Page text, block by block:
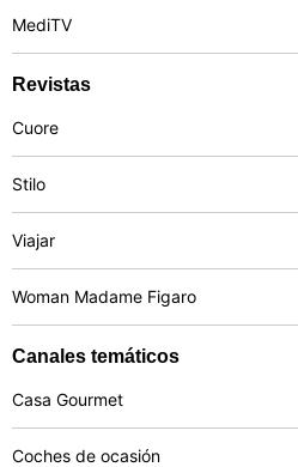
MediTV
Revistas
Cuore
Stilo
Viajar
Woman Madame Figaro
Canales temáticos
Casa Gourmet
Coches de ocasión